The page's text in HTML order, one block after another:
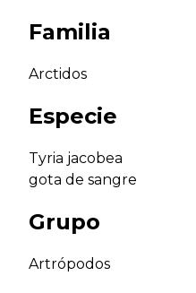
Familia
Arctidos
Especie
Tyria jacobea
gota de sangre
Grupo
Artrópodos